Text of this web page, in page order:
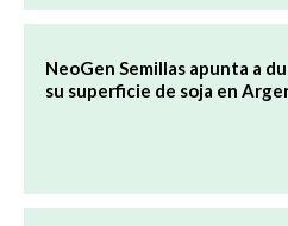
NeoGen Semillas apunta a
su superficie de soja en